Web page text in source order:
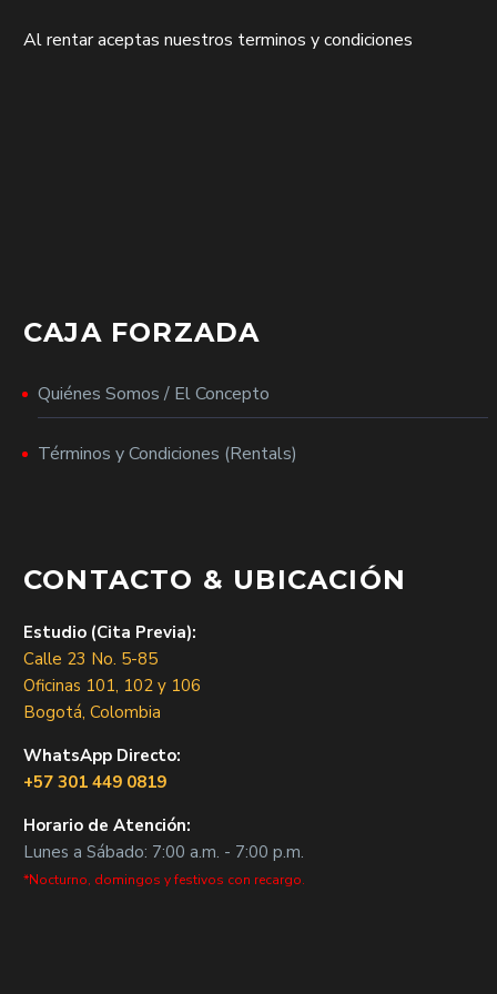
Al rentar aceptas nuestros terminos y condiciones
CAJA FORZADA
Quiénes Somos / El Concepto
Términos y Condiciones (Rentals)
CONTACTO & UBICACIÓN
Estudio (Cita Previa):
Calle 23 No. 5-85
Oficinas 101, 102 y 106
Bogotá, Colombia
WhatsApp Directo:
+57 301 449 0819
Horario de Atención:
Lunes a Sábado: 7:00 a.m. - 7:00 p.m.
*Nocturno, domingos y festivos con recargo.